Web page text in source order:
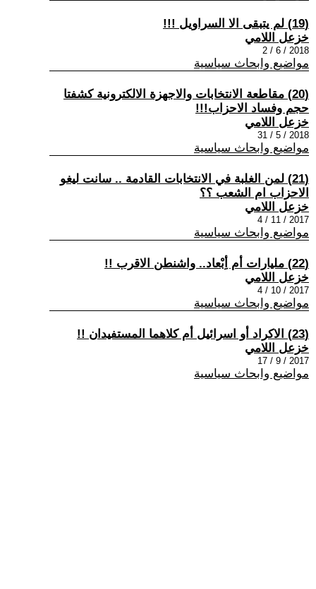
(19) لم يتبقى الا السراويل !!!
خزعل اللامي
2018 / 6 / 2
مواضيع وابحاث سياسية
(20) مقاطعة الانتخابات والاجهزة الالكترونية كشفتا
حجم وفساد الاحزاب!!!
خزعل اللامي
2018 / 5 / 31
مواضيع وابحاث سياسية
(21) لمن الغلبة في الانتخابات القادمة .. سانت ليغو
الاحزاب ام الشعب ؟؟
خزعل اللامي
2017 / 11 / 4
مواضيع وابحاث سياسية
(22) مليارات أم أِبْعاد.. واشنطن الاقرب !!
خزعل اللامي
2017 / 10 / 4
مواضيع وابحاث سياسية
(23) الاكراد أو اسرائيل أم كلاهما المستفيدان !!
خزعل اللامي
2017 / 9 / 17
مواضيع وابحاث سياسية